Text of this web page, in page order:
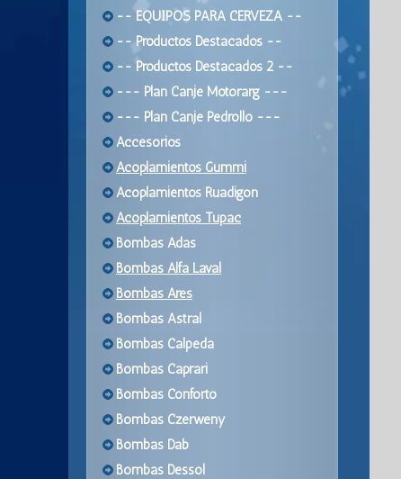
-- EQUIPOS PARA CERVEZA --
-- Productos Destacados --
-- Productos Destacados 2 --
--- Plan Canje Motorarg ---
--- Plan Canje Pedrollo ---
Accesorios
Acoplamientos Gummi
Acoplamientos Ruadigon
Acoplamientos Tupac
Bombas Adas
Bombas Alfa Laval
Bombas Ares
Bombas Astral
Bombas Calpeda
Bombas Caprari
Bombas Conforto
Bombas Czerweny
Bombas Dab
Bombas Dessol